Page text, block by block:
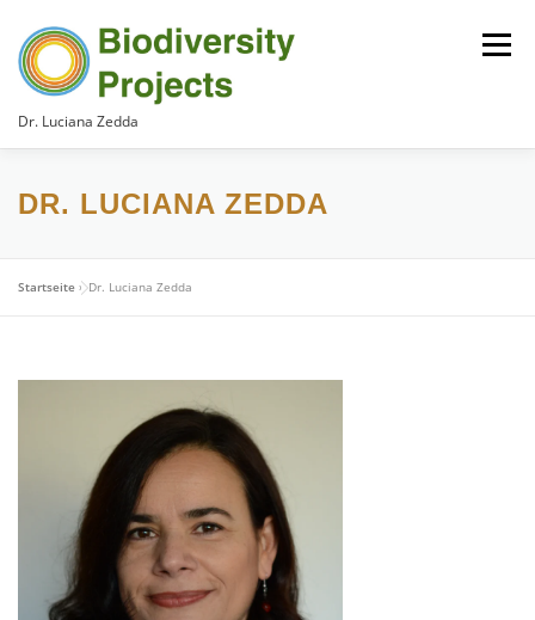
Inhalt
springen
Dr. Luciana Zedda
Menü
WILLKOMMEN! DR. LUCIANA ZEDDA
ANGEBOT REFERENZEN
DR. LUCIANA ZEDDA
Startseite »Dr. Luciana Zedda